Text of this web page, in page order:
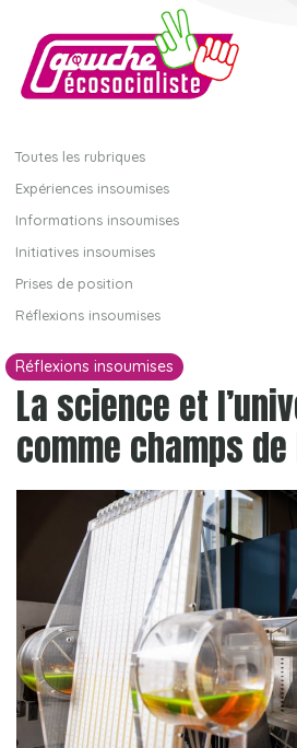
Toutes les rubriques
Expériences insoumises
Informations insoumises
Initiatives insoumises
Prises de position
Réflexions insoumises
Réflexions insoumises
La science et
comme champs